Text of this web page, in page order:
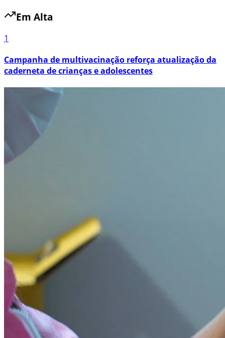
Em Alta
1
Campanha de multivacinação reforça atualização da
caderneta de crianças e adolescentes